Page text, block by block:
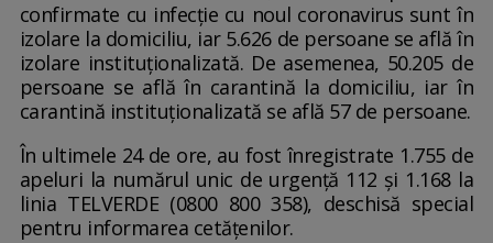
confirmate cu infecție cu noul coronavirus sunt în
izolare la domiciliu, iar 5.626 de persoane se află în
izolare instituționalizată. De asemenea, 50.205 de
persoane se află în carantină la domiciliu, iar în
carantină instituționalizată se află 57 de persoane.
În ultimele 24 de ore, au fost înregistrate 1.755 de
apeluri la numărul unic de urgență 112 și 1.168 la
linia TELVERDE (0800 800 358), deschisă special
pentru informarea cetățenilor.